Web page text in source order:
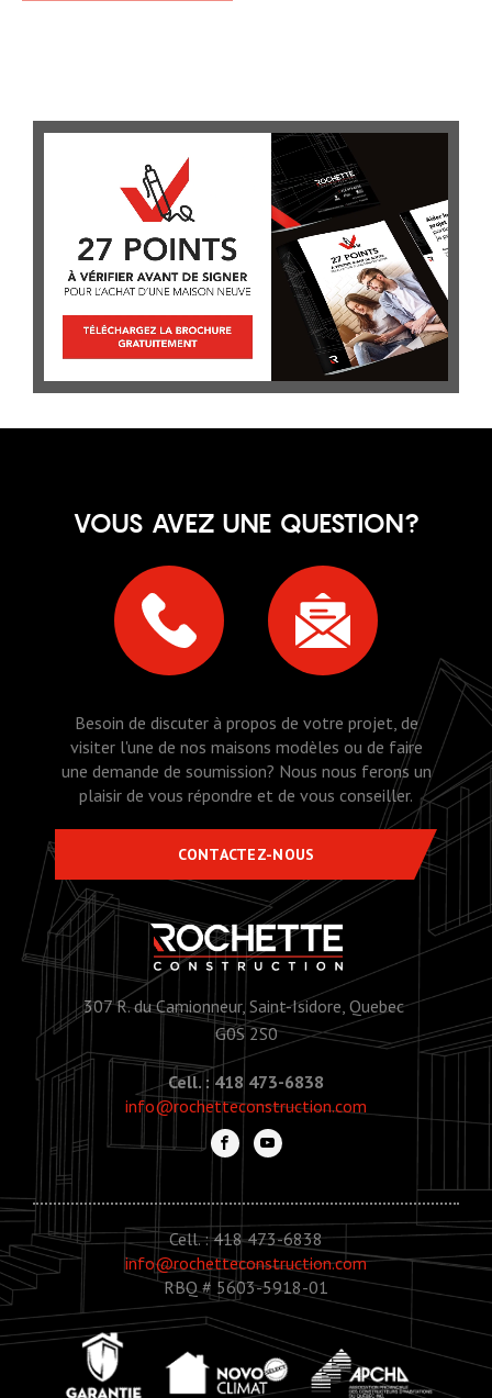
VOUS AVEZ UNE QUESTION?
Besoin de discuter à propos de votre projet, de
visiter l'une de nos maisons modèles ou de faire
une demande de soumission? Nous nous ferons un
plaisir de vous répondre et de vous conseiller.
CONTACTEZ-NOUS
307 R. du Camionneur, Saint-Isidore, Quebec
G0S 2S0
Cell. : 418 473-6838
info@rochetteconstruction.com
Cell. : 418 473-6838
info@rochetteconstruction.com
RBQ # 5603-5918-01